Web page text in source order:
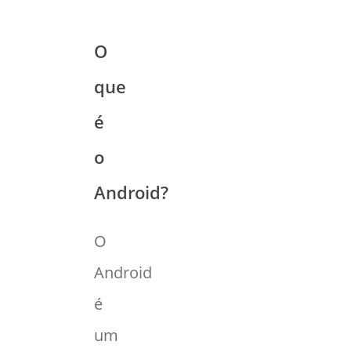
O
que
é
o
Android?
O
Android
é
um